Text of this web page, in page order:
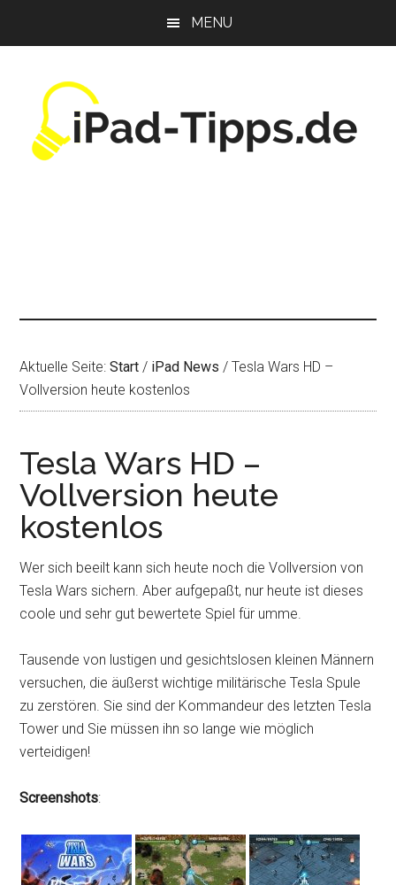
MENU
Aktuelle Seite:Start / iPad News / Tesla Wars HD –
Vollversion heute kostenlos
Tesla Wars HD –
Vollversion heute
kostenlos
Wer sich beeilt kann sich heute noch die Vollversion von
Tesla Wars sichern. Aber aufgepaßt, nur heute ist dieses
coole und sehr gut bewertete Spiel für umme.
Tausende von lustigen und gesichtslosen kleinen Männern
versuchen, die äußerst wichtige militärische Tesla Spule
zu zerstören. Sie sind der Kommandeur des letzten Tesla
Tower und Sie müssen ihn so lange wie möglich
verteidigen!
Screenshots: